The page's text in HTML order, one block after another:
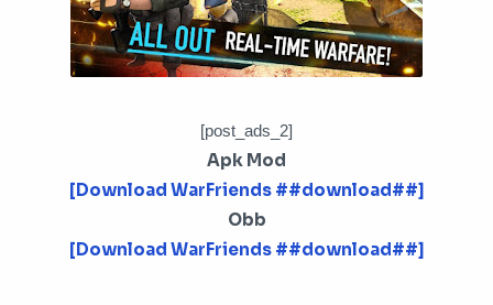
[post_ads_2]
Apk Mod
[Download WarFriends ##download##]
Obb
[Download WarFriends ##download##]